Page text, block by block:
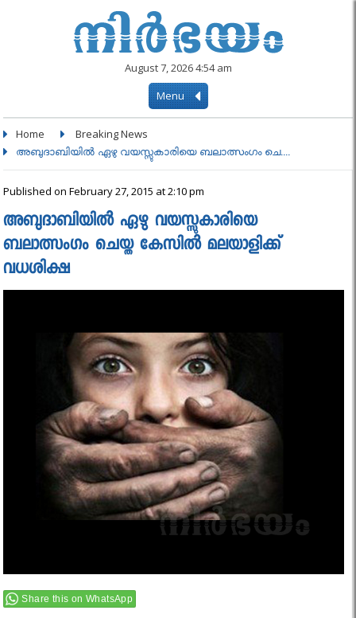
August 7, 2026 4:54 am
Menu
Home Breaking News
അബുദാബിയിൽ ഏഴു വയസ്സുകാരിയെ ബലാത്സംഗം ചെ....
Published on February 27, 2015 at 2:10 pm
അബുദാബിയിൽ ഏഴു വയസ്സുകാരിയെ
ബലാത്സംഗം ചെയ്ത കേസില്‍ മലയാളിക്ക്
വധശിക്ഷ
Share this on WhatsApp